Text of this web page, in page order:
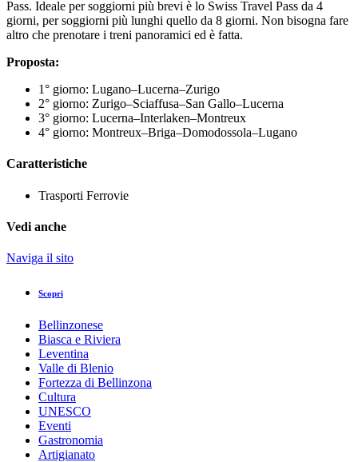
Pass. Ideale per soggiorni più brevi è lo Swiss Travel Pass da 4
giorni, per soggiorni più lunghi quello da 8 giorni. Non bisogna fare
altro che prenotare i treni panoramici ed è fatta.
Proposta:
1° giorno: Lugano–Lucerna–Zurigo
2° giorno: Zurigo–Sciaffusa–San Gallo–Lucerna
3° giorno: Lucerna–Interlaken–Montreux
4° giorno: Montreux–Briga–Domodossola–Lugano
Caratteristiche
Trasporti Ferrovie
Vedi anche
Naviga il sito
Scopri
Bellinzonese
Biasca e Riviera
Leventina
Valle di Blenio
Fortezza di Bellinzona
Cultura
UNESCO
Eventi
Gastronomia
Artigianato